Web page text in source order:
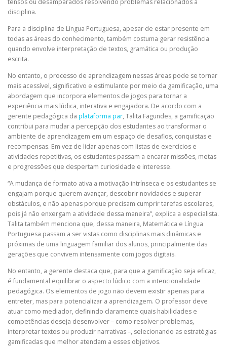
disciplina.
Para a disciplina de Língua Portuguesa, apesar de estar presente em
todas as áreas do conhecimento, também costuma gerar resistência
quando envolve interpretação de textos, gramática ou produção
escrita.
No entanto, o processo de aprendizagem nessas áreas pode se tornar
mais acessível, significativo e estimulante por meio da gamificação, uma
abordagem que incorpora elementos de jogos para tornar a
experiência mais lúdica, interativa e engajadora. De acordo com a
gerente pedagógica da plataforma par, Talita Fagundes, a gamificação
contribui para mudar a percepção dos estudantes ao transformar o
ambiente de aprendizagem em um espaço de desafios, conquistas e
recompensas. Em vez de lidar apenas com listas de exercícios e
atividades repetitivas, os estudantes passam a encarar missões, metas
e progressões que despertam curiosidade e interesse.
“A mudança de formato ativa a motivação intrínseca e os estudantes se
engajam porque querem avançar, descobrir novidades e superar
obstáculos, e não apenas porque precisam cumprir tarefas escolares,
pois já não enxergam a atividade dessa maneira”, explica a especialista.
Talita também menciona que, dessa maneira, Matemática e Língua
Portuguesa passam a ser vistas como disciplinas mais dinâmicas e
próximas de uma linguagem familiar dos alunos, principalmente das
gerações que convivem intensamente com jogos digitais.
No entanto, a gerente destaca que, para que a gamificação seja eficaz,
é fundamental equilibrar o aspecto lúdico com a intencionalidade
pedagógica. Os elementos de jogo não devem existir apenas para
entreter, mas para potencializar a aprendizagem. O professor deve
atuar como mediador, definindo claramente quais habilidades e
competências deseja desenvolver – como resolver problemas,
interpretar textos ou produzir narrativas –, selecionando as estratégias
gamificadas que melhor atendam a esses objetivos.